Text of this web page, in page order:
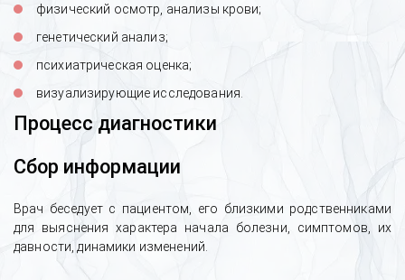
физический осмотр, анализы крови;
генетический анализ;
психиатрическая оценка;
визуализирующие исследования.
Процесс диагностики
Сбор информации
Врач беседует с пациентом, его близкими родственниками
для выяснения характера начала болезни, симптомов, их
давности, динамики изменений.